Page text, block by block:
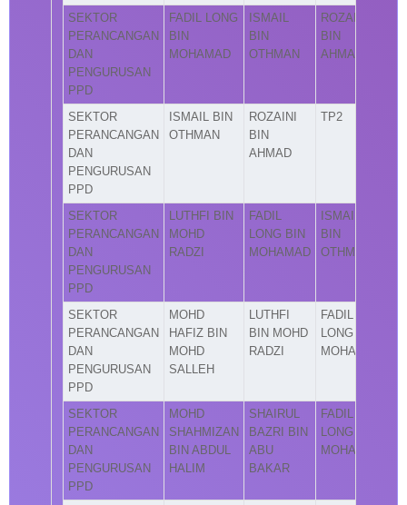
SEKTOR
PERANCANGAN
DAN
PENGURUSAN
PPD
FADIL LONG
BIN
MOHAMAD
ISMAIL
BIN
OTHMAN
ROZAINI
BIN
AHMAD
SEKTOR
PERANCANGAN
DAN
PENGURUSAN
PPD
ISMAIL BIN
OTHMAN
ROZAINI
BIN
AHMAD
TP2
SEKTOR
PERANCANGAN
DAN
PENGURUSAN
PPD
LUTHFI BIN
MOHD
RADZI
FADIL
LONG BIN
MOHAMAD
ISMAIL
BIN
OTHMAN
SEKTOR
PERANCANGAN
DAN
PENGURUSAN
PPD
MOHD
HAFIZ BIN
MOHD
SALLEH
LUTHFI
BIN MOHD
RADZI
FADIL
LONG BIN
MOHAMAD
SEKTOR
PERANCANGAN
DAN
PENGURUSAN
PPD
MOHD
SHAHMIZAN
BIN ABDUL
HALIM
SHAIRUL
BAZRI BIN
ABU
BAKAR
FADIL
LONG BIN
MOHAMAD